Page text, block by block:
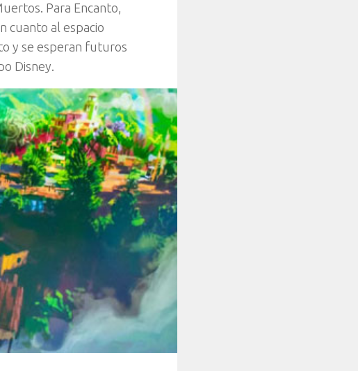
Para Encanto,
cuanto al espacio
y se esperan futuros
Disney.